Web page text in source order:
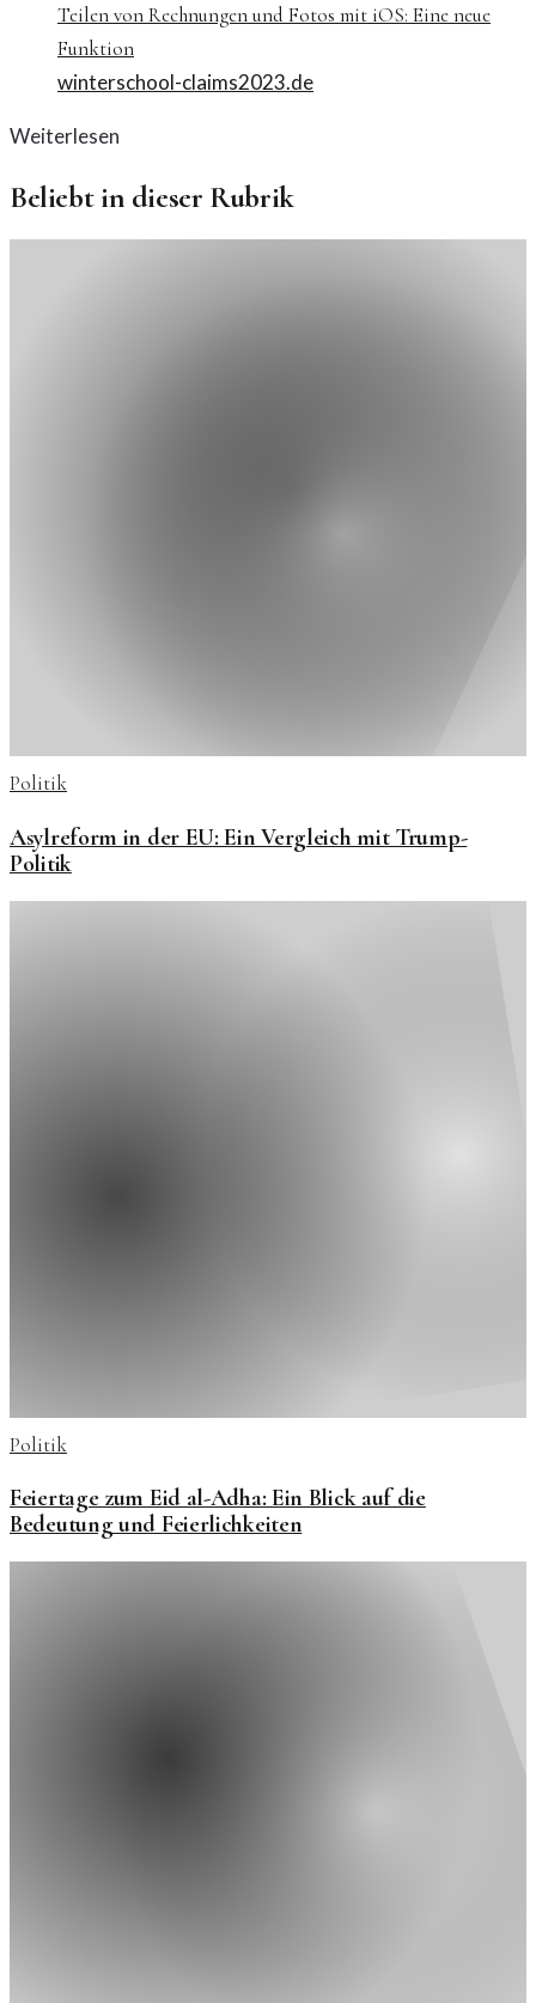
Teilen von Rechnungen und Fotos mit iOS: Eine neue
Funktion
winterschool-claims2023.de
Weiterlesen
Beliebt in dieser Rubrik
Politik
Asylreform in der EU: Ein Vergleich mit Trump-
Politik
Politik
Feiertage zum Eid al-Adha: Ein Blick auf die
Bedeutung und Feierlichkeiten